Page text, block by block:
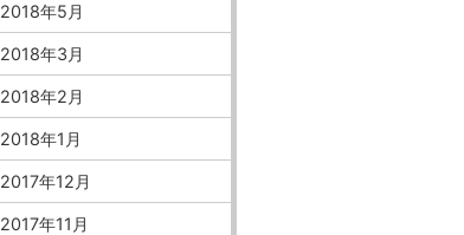
2018年5月
2018年3月
2018年2月
2018年1月
2017年12月
2017年11月